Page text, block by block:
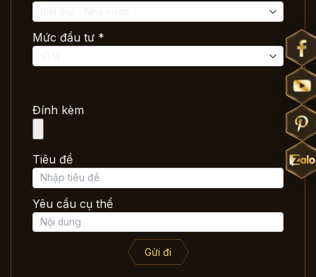
Mức đầu tư *
Đính kèm
Tiêu đề
Yêu cầu cụ thể
Gửi đi